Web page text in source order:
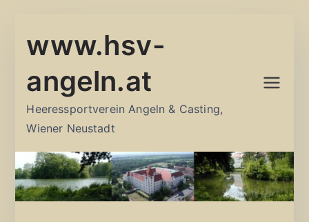
Inhalt
www.hsv-
angeln.at
Heeressportverein Angeln & Casting,
Wiener Neustadt